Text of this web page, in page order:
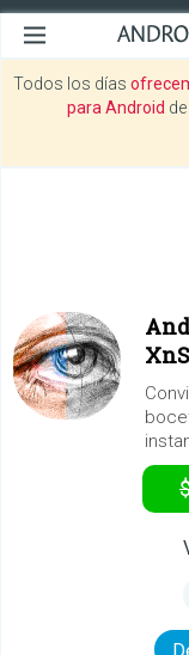
Todos los días
para Android